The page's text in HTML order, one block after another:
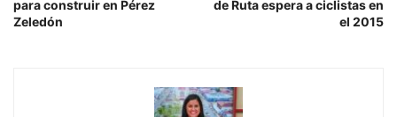
para construir en Pérez
Zeledón
de Ruta espera a ciclistas en
el 2015